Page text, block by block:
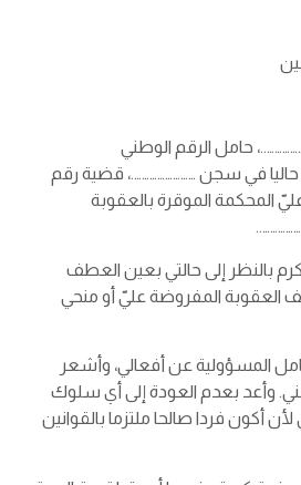
حامل الرقم الوطني
في سجن …………………….، قضية رقم
المحكمة الموقرة بالعقوبة
بالنظر إلى حالتي بعين العطف
العقوبة المفروضة عليّ أو منحي
المسؤولية عن أفعالي، وأشعر
وأعد بعدم العودة إلى أي سلوك
أكون فردا صالحا ملتزما بالقوانين